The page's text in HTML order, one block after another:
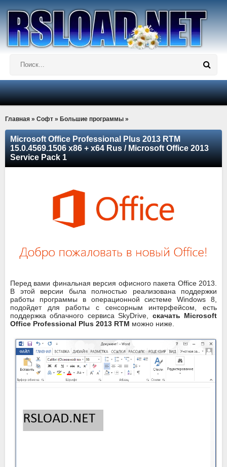
Главная » Софт » Большие программы »
Microsoft Office Professional Plus 2013 RTM
15.0.4569.1506 x86 + x64 Rus / Microsoft Office 2013
Service Pack 1
Перед вами финальная версия офисного пакета Office 2013.
В этой версии была полностью реализована поддержки
работы программы в операционной системе Windows 8,
подойдет для работы с сенсорным интерфейсом, есть
поддержка облачного сервиса SkyDrive, скачать Microsoft
Office Professional Plus 2013 RTM можно ниже.